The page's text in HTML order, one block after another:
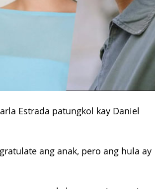
Estrada patungkol kay Daniel
ang anak, pero ang hula ay